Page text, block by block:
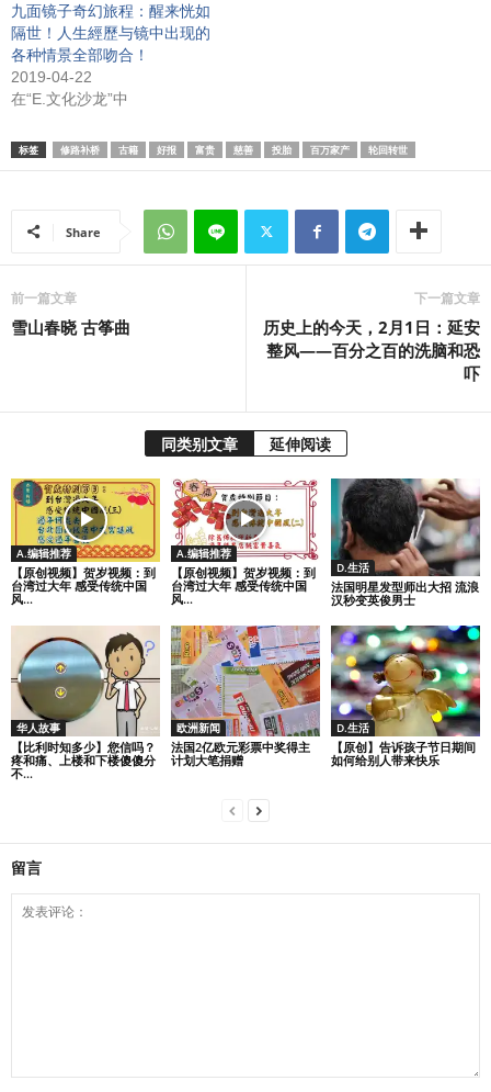
九面镜子奇幻旅程：醒来恍如
隔世！人生經歷与镜中出现的
各种情景全部吻合！
2019-04-22
在“E.文化沙龙”中
标签 修路补桥 古籍 好报 富贵 慈善 投胎 百万家产 轮回转世
Share
前一篇文章
雪山春晓 古筝曲
下一篇文章
历史上的今天，2月1日：延安
整风——百分之百的洗脑和恐
吓
同类别文章 延伸阅读
A.编辑推荐
【原创视频】贺岁视频：到
台湾过大年 感受传统中国
风...
A.编辑推荐
【原创视频】贺岁视频：到
台湾过大年 感受传统中国
风...
D.生活
法国明星发型师出大招 流浪
汉秒变英俊男士
华人故事
【比利时知多少】您信吗？
疼和痛、上楼和下楼傻傻分
不...
欧洲新闻
法国2亿欧元彩票中奖得主
计划大笔捐赠
D.生活
【原创】告诉孩子节日期间
如何给别人带来快乐
留言